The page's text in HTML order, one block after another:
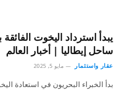
يبدأ استرداد اليخوت الفائقة
ساحل إيطاليا | أخبار العالم
عقار واستثمار مايو 5, 2025
بدأ الخبراء البحريون في استعادة